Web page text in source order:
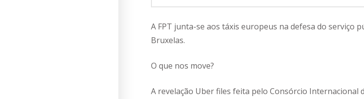
A FPT junta-se aos táxis europeus na defesa do serviço
Bruxelas.
O que nos move?
A revelação Uber files feita pelo Consórcio Internacional